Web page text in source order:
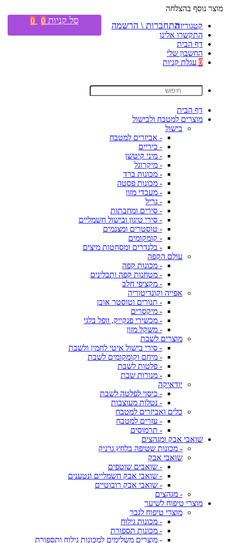
מוצר נוסף בהצלחה
קטגוריות
התקשרו אלינו
דף הבית
החשבון שלי
0 עגלת קניות
דף הבית
מוצרים למטבח ולבישול
בישול
- אביזרים למטבח
- כיריים
- מיני קיטשן
- מיקרוגל
- מכונות ברד
- מכונות פסטה
- מעבדי מזון
- גריל
- סירים ומחבתות
- סירי טיגון ובישול חשמליים
- טוסטרים ומצנמים
- קומקומים
- בלנדרים ומסחטות מיצים
עולם הקפה
- מכונות קפה
- מטחנות קפה ותבלינים
- מקציפי חלב
אפייה וקונדיטוריה
- תנורים וטוסטר אובן
- מיקסרים
- מכשירי פנקייק, וופל בלגי
- משקל מזון
מוצרים לשבת
- סירי בישול איטי לחמין ולשבת
- מיחם וקומקומים לשבת
- פלטות לשבת
- מנורות שבת
יודאיקה
- כיסוי לפלטה לשבת
- נטלות מעוצבות
כלים ואביזרים למטבח
- עזרים למטבח
- תרמוסים
שואבי אבק ומגהצים
- מכונות שטיפה בלחץ גרניק
שואבי אבק
- שואבים שוטפים
- שואבי אבק חשמליים ונטענים
- שואבי אבק רובוטיים
- מגהצים
מוצרי טיפוח לשיער
מוצרי טיפוח לגבר
- מכונות גילוח
- מכונות תספורת
- מוצרים משלימים למכונות גילוח ותספורת
התחברות \ הרשמה סל קניות 0
0